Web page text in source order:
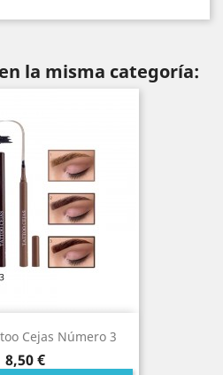
la misma categoría:
Cejas Número 3
Precio
8,50 €